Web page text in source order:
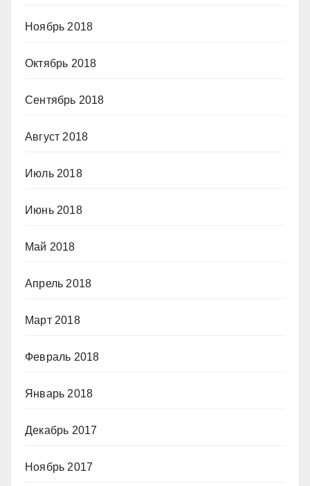
Ноябрь 2018
Октябрь 2018
Сентябрь 2018
Август 2018
Июль 2018
Июнь 2018
Май 2018
Апрель 2018
Март 2018
Февраль 2018
Январь 2018
Декабрь 2017
Ноябрь 2017